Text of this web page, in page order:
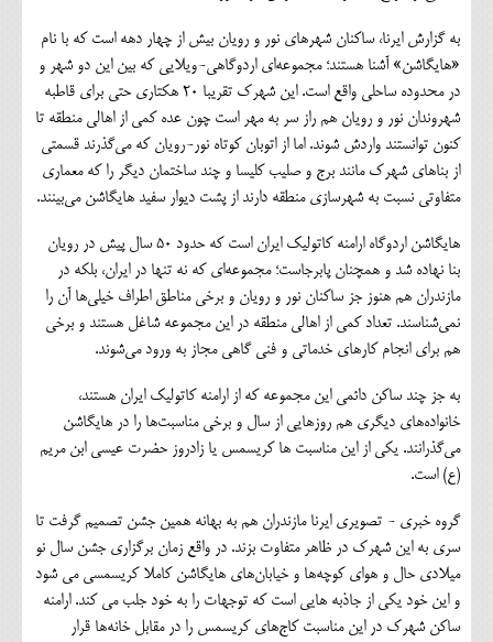
به گزارش ایرنا، ساکنان شهرهای نور و رویان بیش از چهار دهه است که با نام
«هایگاشن» آشنا هستند؛ مجموعه‌ای اردوگاهی-ویلایی که بین این دو شهر و
در محدوده ساحلی واقع است. این شهرک تقریبا ۲۰ هکتاری حتی برای قاطبه
شهروندان نور و رویان هم راز سر به مهر است چون عده کمی از اهالی منطقه تا
کنون توانستند واردش شوند. اما از اتوبان کوتاه نور-رویان که می‌گذرند قسمتی
از بناهای شهرک مانند برج و صلیب کلیسا و چند ساختمان دیگر را که معماری
متفاوتی نسبت به شهرسازی منطقه دارند از پشت دیوار سفید هایگاشن می‌بینند.
هایگاشن اردوگاه ارامنه کاتولیک ایران است که حدود ۵۰ سال پیش در رویان
بنا نهاده شد و همچنان پابرجاست؛ مجموعه‌ای که نه تنها در ایران، بلکه در
مازندران هم هنوز جز ساکنان نور و رویان و برخی مناطق اطراف خیلی‌ها آن را
نمی‌شناسند. تعداد کمی از اهالی منطقه در این مجموعه شاغل هستند و برخی
هم برای انجام کارهای خدماتی و فنی گاهی مجاز به ورود می‌شوند.
به جز چند ساکن دائمی این مجموعه که از ارامنه کاتولیک ایران هستند،
خانواده‌های دیگری هم روزهایی از سال و برخی مناسبت‌ها را در هایگاشن
می‌گذرانند. یکی از این مناسبت ها کریسمس یا زادروز حضرت عیسی ابن مریم
(ع) است.
گروه خبری - تصویری ایرنا مازندران هم به بهانه همین جشن تصمیم گرفت تا
سری به این شهرک در ظاهر متفاوت بزند. در واقع زمان برگزاری جشن سال نو
میلادی حال و هوای کوچه‌ها و خیابان‌های هایگاشن کاملا کریسمسی می شود
و این خود یکی از جاذبه هایی است که توجهات را به خود جلب می کند. ارامنه
ساکن شهرک در این مناسبت کاج‌های کریسمس را در مقابل خانه‌ها قرار